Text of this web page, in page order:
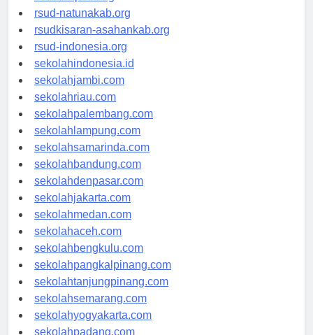
rsud-ntbprov.org
rsud-natunakab.org
rsudkisaran-asahankab.org
rsud-indonesia.org
sekolahindonesia.id
sekolahjambi.com
sekolahriau.com
sekolahpalembang.com
sekolahlampung.com
sekolahsamarinda.com
sekolahbandung.com
sekolahdenpasar.com
sekolahjakarta.com
sekolahmedan.com
sekolahaceh.com
sekolahbengkulu.com
sekolahpangkalpinang.com
sekolahtanjungpinang.com
sekolahsemarang.com
sekolahyogyakarta.com